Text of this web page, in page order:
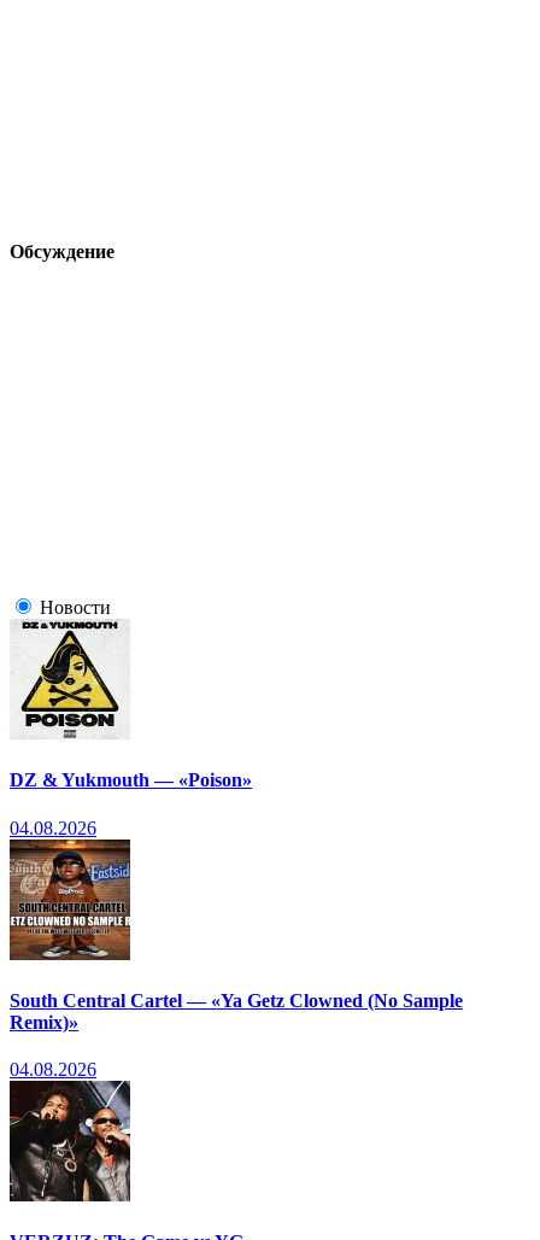
Обсуждение
Новости
DZ & Yukmouth — «Poison»
04.08.2026
South Central Cartel — «Ya Getz Clowned (No Sample
Remix)»
04.08.2026